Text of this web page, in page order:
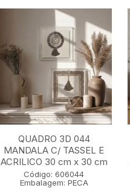
QUADRO 3D 044
MANDALA C/ TASSEL E
ACRILICO 30 cm x 30 cm
Código: 606044
Embalagem: PECA